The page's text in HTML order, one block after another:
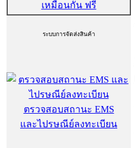
ระบบการจัดส่งสินค้า
ตรวจสอบสถานะ EMS
และไปรษณีย์ลงทะเบียน